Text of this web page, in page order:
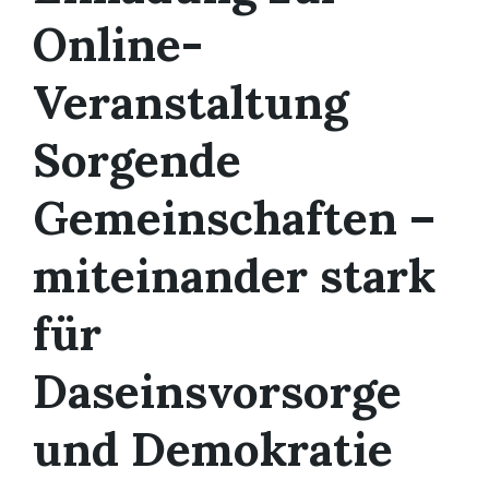
Online-
Veranstaltung
Sorgende
Gemeinschaften –
miteinander stark
für
Daseinsvorsorge
und Demokratie